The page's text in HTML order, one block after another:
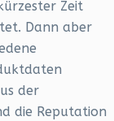
Zeit
Dann aber
der
die Reputation